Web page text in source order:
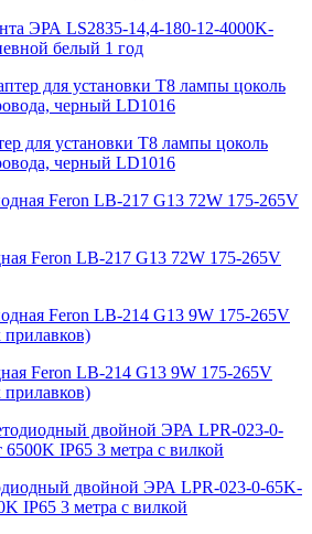
ЭРА LS2835-14,4-180-12-4000K-
белый 1 год
для установки Т8 лампы цоколь
черный LD1016
Feron LB-217 G13 72W 175-265V
Feron LB-214 G13 9W 175-265V
двойной ЭРА LPR-023-0-65K-
IP65 3 метра с вилкой